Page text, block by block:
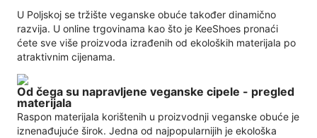
U Poljskoj se tržište veganske obuće također dinamično
razvija. U online trgovinama kao što je KeeShoes pronaći
ćete sve više proizvoda izrađenih od ekoloških materijala po
atraktivnim cijenama.
Od čega su napravljene veganske cipele - pregled
materijala
Raspon materijala korištenih u proizvodnji veganske obuće je
iznenađujuće širok. Jedna od najpopularnijih je ekološka